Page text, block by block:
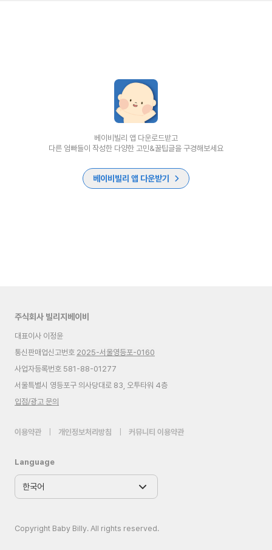
베이비빌리 앱 다운로드받고
다른 엄빠들이 작성한 다양한 고민&꿀팁글을 구경해보세요
베이비빌리 앱 다운받기
주식회사 빌리지베이비
대표이사 이정윤
통신판매업신고번호 2025-서울영등포-0160
사업자등록번호 581-88-01277
서울특별시 영등포구 의사당대로 83, 오투타워 4층
입점/광고 문의
이용약관 개인정보처리방침 커뮤니티 이용약관
Language
Copyright Baby Billy. All rights reserved.